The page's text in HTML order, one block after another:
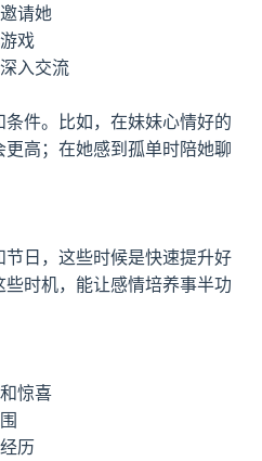
请她
戏
入交流
件。比如，在妹妹心情好的
高；在她感到孤单时陪她聊
日，这些时候是快速提升好
时机，能让感情培养事半功
惊喜
历